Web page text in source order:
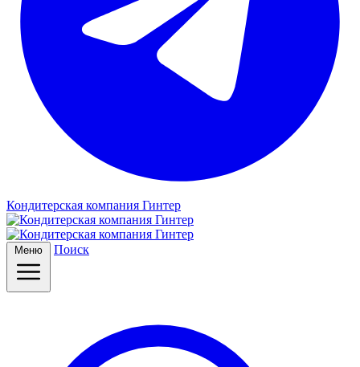
Кондитерская компания Гинтер
Меню Поиск